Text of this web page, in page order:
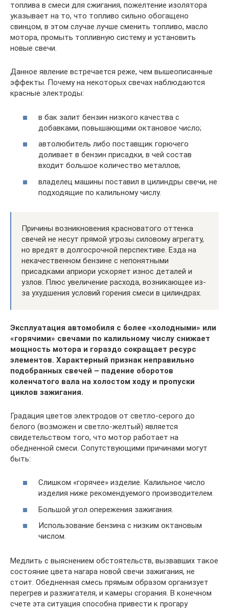
топлива в смеси для сжигания, пожелтение изолятора
указывает на то, что топливо сильно обогащено
свинцом, в этом случае лучше сменить топливо, масло
мотора, промыть топливную систему и установить
новые свечи.
Данное явление встречается реже, чем вышеописанные
эффекты. Почему на некоторых свечах наблюдаются
красные электроды:
в бак залит бензин низкого качества с
добавками, повышающими октановое число;
автолюбитель либо поставщик горючего
доливает в бензин присадки, в чей состав
входит большое количество металлов;
владелец машины поставил в цилиндры свечи, не
подходящие по калильному числу.
Причины возникновения красноватого оттенка
свечей не несут прямой угрозы силовому агрегату,
но вредят в долгосрочной перспективе. Езда на
некачественном бензине с непонятными
присадками априори ускоряет износ деталей и
узлов. Плюс увеличение расхода, возникающее из-
за ухудшения условий горения смеси в цилиндрах.
Эксплуатация автомобиля с более «холодными» или
«горячими» свечами по калильному числу снижает
мощность мотора и гораздо сокращает ресурс
элементов. Характерный признак неправильно
подобранных свечей – падение оборотов
коленчатого вала на холостом ходу и пропуски
циклов зажигания.
Градация цветов электродов от светло-серого до
белого (возможен и светло-желтый) является
свидетельством того, что мотор работает на
обедненной смеси. Сопутствующими причинами могут
быть:
Слишком «горячее» изделие. Калильное число
изделия ниже рекомендуемого производителем.
Большой угол опережения зажигания.
Использование бензина с низким октановым
числом.
Медлить с выяснением обстоятельств, вызвавших такое
состояние цвета нагара новой свечи зажигания, не
стоит. Обедненная смесь прямым образом организует
перегрев и разжигателя, и камеры сгорания. В конечном
счете эта ситуация способна привести к прогару